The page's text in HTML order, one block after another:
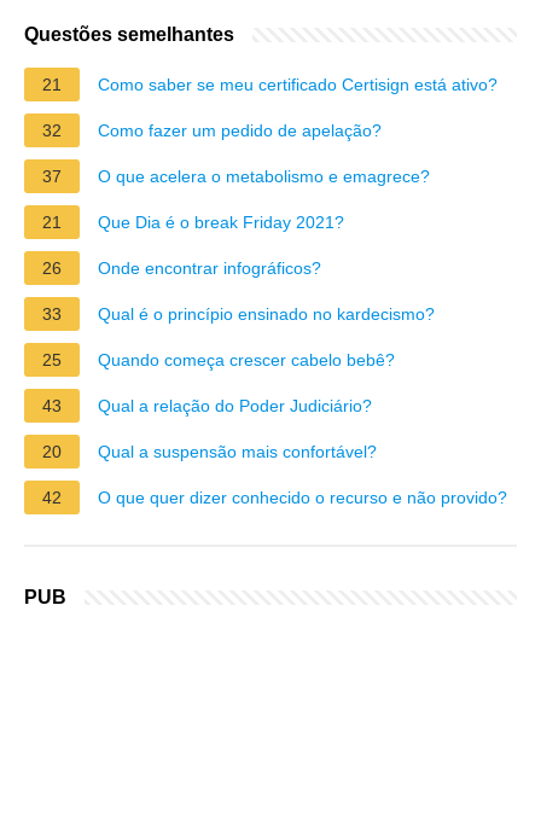
Questões semelhantes
21 Como saber se meu certificado Certisign está ativo?
32 Como fazer um pedido de apelação?
37 O que acelera o metabolismo e emagrece?
21 Que Dia é o break Friday 2021?
26 Onde encontrar infográficos?
33 Qual é o princípio ensinado no kardecismo?
25 Quando começa crescer cabelo bebê?
43 Qual a relação do Poder Judiciário?
20 Qual a suspensão mais confortável?
42 O que quer dizer conhecido o recurso e não provido?
PUB